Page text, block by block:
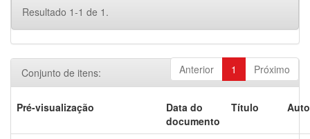
Resultado 1-1 de 1.
Anterior 1 Próximo
Conjunto de itens:
Pré-visualização
Data do
documento
Título